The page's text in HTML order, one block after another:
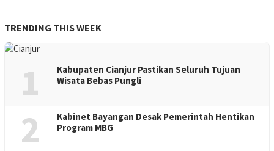
TRENDING THIS WEEK
1
Kabupaten Cianjur Pastikan Seluruh Tujuan
Wisata Bebas Pungli
2
Kabinet Bayangan Desak Pemerintah Hentikan
Program MBG